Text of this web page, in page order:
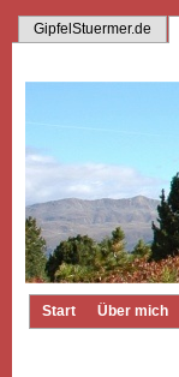
GipfelStuermer.de
Start Über mich